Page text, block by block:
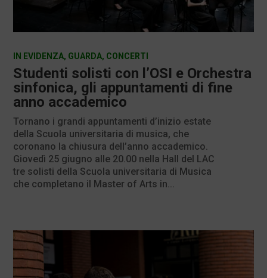
Studenti solisti con l’OSI e Orchestra
sinfonica, gli appuntamenti di fine
anno accademico
IN EVIDENZA, GUARDA, CONCERTI
Tornano i grandi appuntamenti d’inizio estate
della Scuola universitaria di musica, che
coronano la chiusura dell’anno accademico.
Giovedì 25 giugno alle 20.00 nella Hall del LAC
tre solisti della Scuola universitaria di Musica
che completano il Master of Arts in...